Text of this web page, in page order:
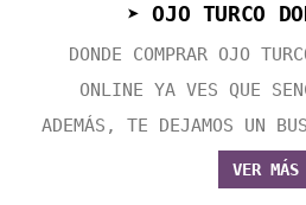
➤ OJO TURCO
DONDE COMPRAR OJO
ONLINE YA VES QUE
ADEMÁS, TE DEJAMOS UN
VER MÁS